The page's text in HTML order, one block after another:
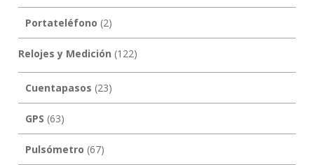
Portateléfono (2)
Relojes y Medición (122)
Cuentapasos (23)
GPS (63)
Pulsómetro (67)